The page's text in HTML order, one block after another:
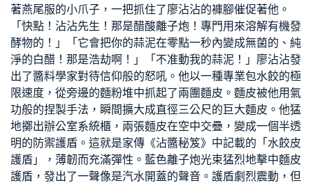
著燕尾服的小爪子，一把抓住了廖沾沾的褲腳催促著他。
「快點！沾沾先生！那是醋酸離子炮！專門用來溶解有機發
酵物的！」「它會把你的蒜泥在零點一秒內變成無菌的、純
淨的白醋！那是浩劫啊！」「不准動我的蒜泥！」廖沾沾發
出了醬料學家對待信仰般的怒吼。他以一種專業包水餃的極
限速度，從旁邊的麵粉堆中抓起了兩團麵皮。麵皮被他用氣
功般的捏製手法，瞬間擴大成直徑三公尺的巨大麵皮。他猛
地擲出辦公室系統櫃 ，兩張麵皮在空中交疊，變成一個半透
明的防禦護盾。這就是家傳《沾醬秘笈》中記載的「水餃皮
護盾」，薄韌而充滿彈性。藍色離子炮光束猛烈地擊中麵皮
護盾，發出了一聲像是汽水開蓋的聲音。護盾劇烈震動，但